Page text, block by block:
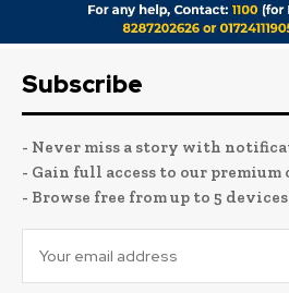
Subscribe
- Never miss a story with
- Gain full access to our
- Browse free from up to 5